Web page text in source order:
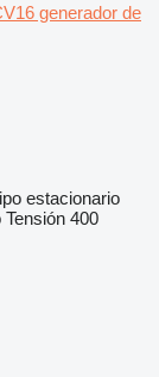
generador de
estacionario
Tensión 400